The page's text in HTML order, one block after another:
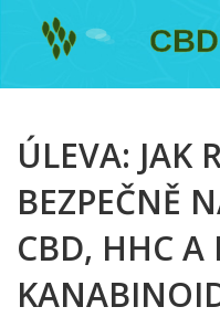
ÚLEVA: JAK
BEZPEČNĚ
CBD, HHC A